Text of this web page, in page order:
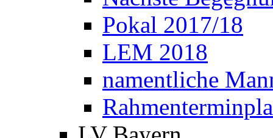
Pokal 2017/18
LEM 2018
namentliche